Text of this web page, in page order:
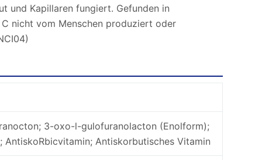
und Kapillaren fungiert. Gefunden in
nicht vom Menschen produziert oder
3-oxo-l-gulofuranolacton (Enolform);
Antiskorbutisches Vitamin